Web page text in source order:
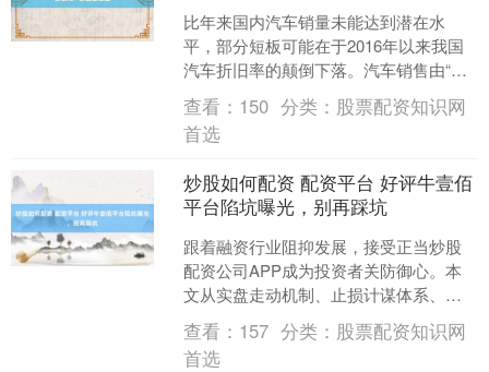
比年来国内汽车销量未能达到潜在水
平，部分短板可能在于2016年以来我国
汽车折旧率的颠倒下落。汽车销售由“净
新增需求”和“折旧需求”组成。据CF40征
询测算，潜在....
查看： 150 分类： 股票配资知识网
首选
炒股如何配资 配资平台 好评牛壹佰
平台陷坑曝光，别再踩坑
跟着融资行业阻抑发展，接受正当炒股
配资公司APP成为投资者关防御心。本
文从实盘走动机制、止损计谋体系、资
金安全和用户处事四个方面，长远对比
研判现时市集主流处事商....
查看： 157 分类： 股票配资知识网
首选